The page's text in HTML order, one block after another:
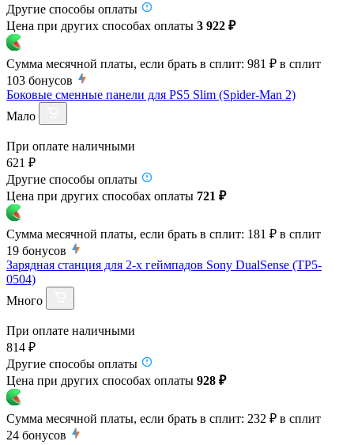
Другие способы оплаты
Цена при других способах оплаты 3 922 ₽
Сумма месячной платы, если брать в сплит: 981 ₽ в сплит
103 бонусов
Боковые сменные панели для PS5 Slim (Spider-Man 2)
Мало
При оплате наличными
621 ₽
Другие способы оплаты
Цена при других способах оплаты 721 ₽
Сумма месячной платы, если брать в сплит: 181 ₽ в сплит
19 бонусов
Зарядная станция для 2-х геймпадов Sony DualSense (TP5-
0504)
Много
При оплате наличными
814 ₽
Другие способы оплаты
Цена при других способах оплаты 928 ₽
Сумма месячной платы, если брать в сплит: 232 ₽ в сплит
24 бонусов